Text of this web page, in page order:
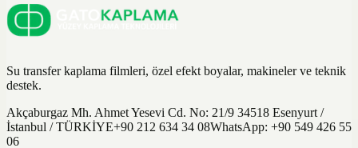
Su transfer kaplama filmleri, özel efekt boyalar, makineler ve teknik
destek.
Akçaburgaz Mh. Ahmet Yesevi Cd. No: 21/9 34518 Esenyurt /
İstanbul / TÜRKİYE+90 212 634 34 08WhatsApp: +90 549 426 55
06